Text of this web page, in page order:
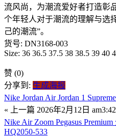
流风尚，为潮流爱好者打造彰
个年轻人对于潮流的理解与选
己的潮流”。
货号: DN3168-003
Size: 36 36.5 37.5 38 38.5 39 40
赞 (0)
分享到: 生成海报
Nike Jordan Air Jordan 1
« 上一篇 2026年2月12日 am3:42
Nike Air Zoom Pegasus
HQ2050-533